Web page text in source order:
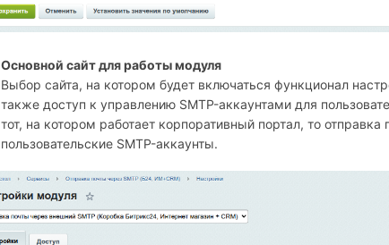
Основной сайт для работы модуля
Выбор сайта, на котором будет включаться функционал
также доступ к управлению SMTP-аккаунтами для
тот, на котором работает корпоративный портал, то отправка
пользовательские SMTP-аккаунты.